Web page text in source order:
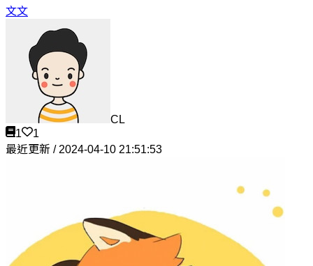
文文
CL
1
1
最近更新 / 2024-04-10 21:51:53